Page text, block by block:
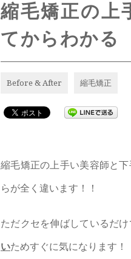
縮毛矯正の上
てからわかる
Before & After 縮毛矯正
縮毛矯正の上手い美容師と
らが全く違います！！
ただクセを伸ばしているだけ
いためすぐに気になります！